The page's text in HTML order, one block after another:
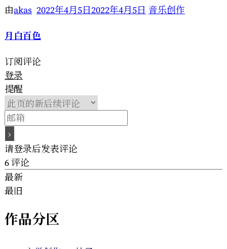
由akas 2022年4月5日2022年4月5日 音乐创作
月白百色
订阅评论
登录
提醒
请登录后发表评论
6评论
最新
最旧
作品分区